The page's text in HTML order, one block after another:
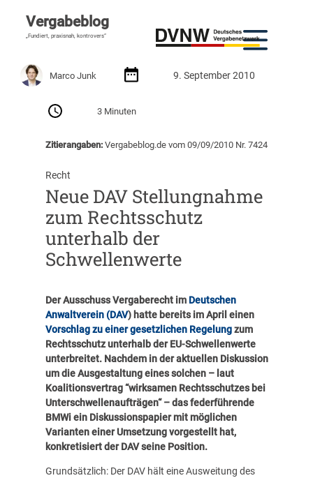
Vergabeblog
„Fundiert, praxisnah, kontrovers“
Marco Junk 9. September 2010
3 Minuten
Zitierangaben:Vergabeblog.de vom 09/09/2010 Nr. 7424
Recht
Neue DAV Stellungnahme
zum Rechtsschutz
unterhalb der
Schwellenwerte
Der Ausschuss Vergaberecht im Deutschen
Anwaltverein (DAV)hatte bereits im April einen
Vorschlag zu einer gesetzlichen Regelungzum
Rechtsschutz unterhalb der EU-Schwellenwerte
unterbreitet. Nachdem in der aktuellen Diskussion
um die Ausgestaltung eines solchen – laut
Koalitionsvertrag “wirksamen Rechtsschutzes bei
Unterschwellenaufträgen“ – das federführende
BMWi ein Diskussionspapier mit möglichen
Varianten einer Umsetzung vorgestellt hat,
konkretisiert der DAV seine Position.
Grundsätzlich: Der DAV hält eine Ausweitung des